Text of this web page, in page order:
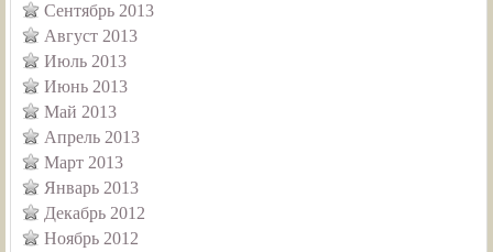
Сентябрь 2013
Август 2013
Июль 2013
Июнь 2013
Май 2013
Апрель 2013
Март 2013
Январь 2013
Декабрь 2012
Ноябрь 2012